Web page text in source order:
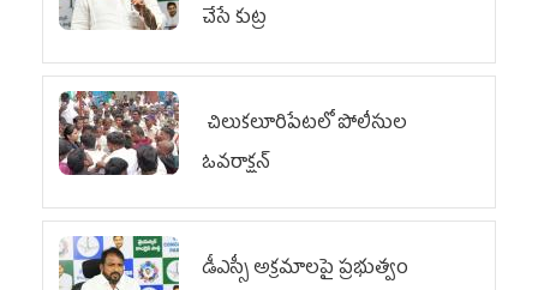
చేసే కుట్ర‌
చిలుక‌లూరిపేట‌లో పోలీసుల
ఓవ‌రాక్ష‌న్‌
డీఎస్సీ అక్రమాలపై ప్రభుత్వం